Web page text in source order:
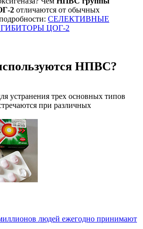
2 отличаются от обычных
СЕЛЕКТИВНЫЕ
ЦОГ-2
НПВС?
устранения трех основных типов
при различных
людей ежегодно принимают